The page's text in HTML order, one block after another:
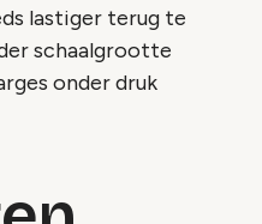
lastiger terug te
schaalgrootte
onder druk